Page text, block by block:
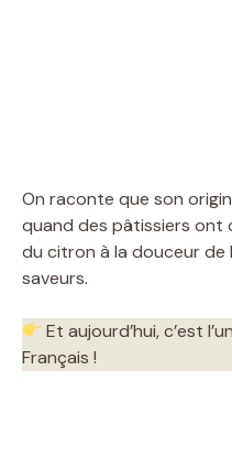
On raconte que son
quand des pâtissiers ont
du citron à la douceur de
saveurs.
Et aujourd’hui, c’est
Français !